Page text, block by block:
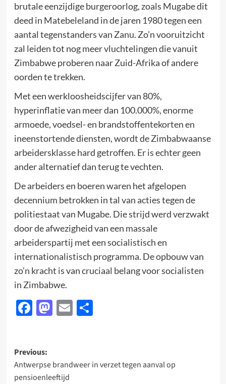
brutale eenzijdige burgeroorlog, zoals Mugabe dit
deed in Matebeleland in de jaren 1980 tegen een
aantal tegenstanders van Zanu. Zo’n vooruitzicht
zal leiden tot nog meer vluchtelingen die vanuit
Zimbabwe proberen naar Zuid-Afrika of andere
oorden te trekken.
Met een werkloosheidscijfer van 80%,
hyperinflatie van meer dan 100.000%, enorme
armoede, voedsel- en brandstoffentekorten en
ineenstortende diensten, wordt de Zimbabwaanse
arbeidersklasse hard getroffen. Er is echter geen
ander alternatief dan terug te vechten.
De arbeiders en boeren waren het afgelopen
decennium betrokken in tal van acties tegen de
politiestaat van Mugabe. Die strijd werd verzwakt
door de afwezigheid van een massale
arbeiderspartij met een socialistisch en
internationalistisch programma. De opbouw van
zo’n kracht is van cruciaal belang voor socialisten
in Zimbabwe.
Facebook
Mastodon
EmailDelen
Post
navigation
Previous:
Antwerpse brandweer in verzet tegen aanval op
pensioenleeftijd